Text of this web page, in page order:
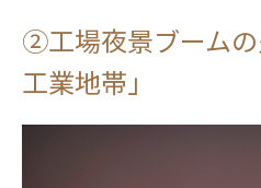
②工場夜景ブーム
工業地帯」